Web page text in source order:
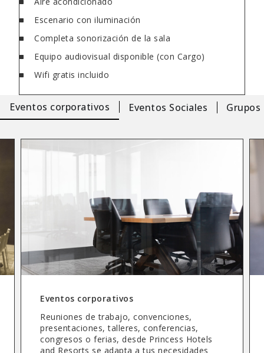
Escenario con iluminación
Completa sonorización de la sala
Equipo audiovisual disponible (con Cargo)
Wifi gratis incluido
Eventos corporativos Eventos Sociales Grupos
Eventos corporativos
Reuniones de trabajo, convenciones,
presentaciones, talleres, conferencias,
congresos o ferias, desde Princess Hotels
and Resorts se adapta a tus necesidades